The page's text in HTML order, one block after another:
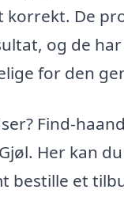
De
og de
for den
Find-
Her kan
bestille et